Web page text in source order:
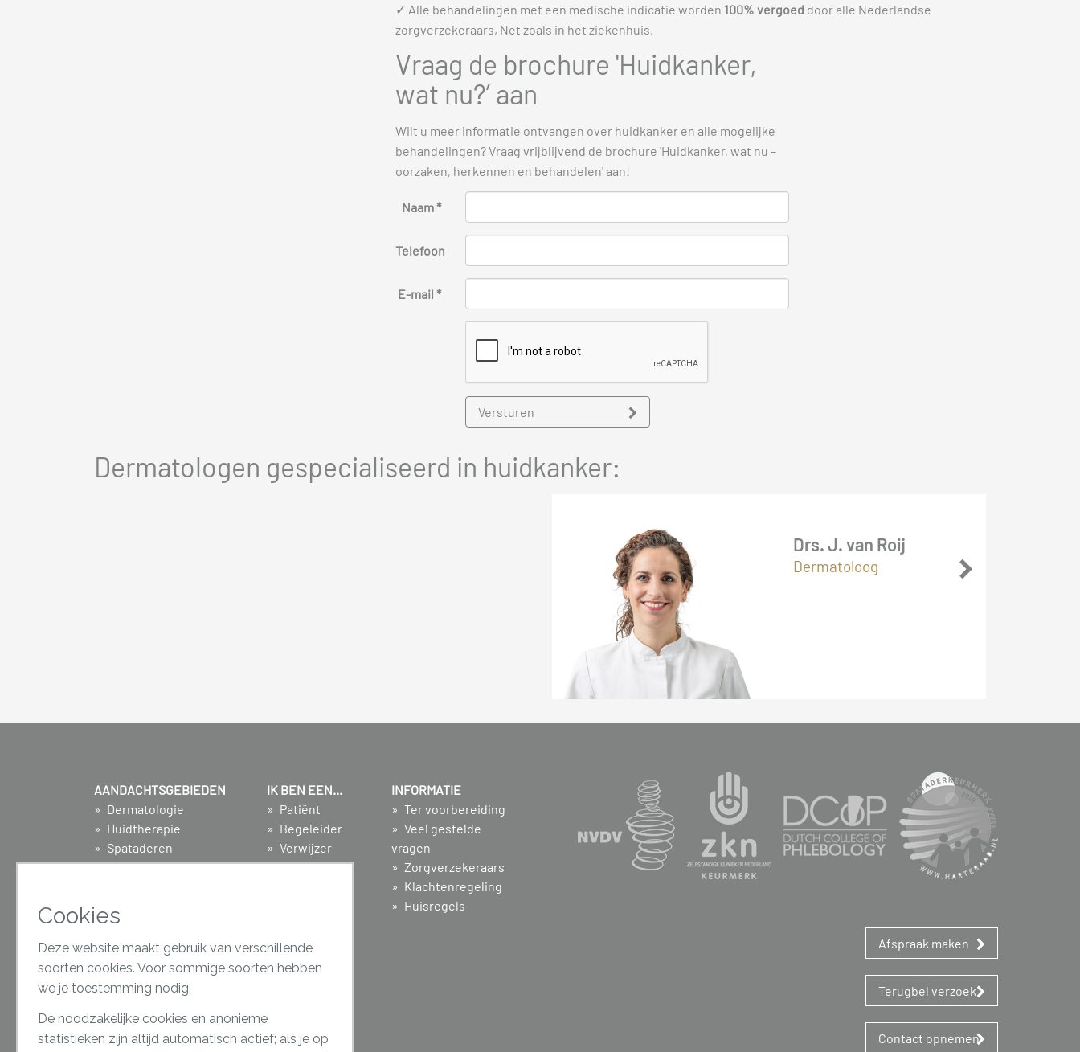
✓ Alle behandelingen met een medische indicatie worden 100% vergoed door alle Nederlandse
zorgverzekeraars, Net zoals in het ziekenhuis.
Vraag de brochure 'Huidkanker,
wat nu?’ aan
Wilt u meer informatie ontvangen over huidkanker en alle mogelijke
behandelingen? Vraag vrijblijvend de brochure 'Huidkanker, wat nu –
oorzaken, herkennen en behandelen' aan!
Naam *
Telefoon
E-mail *
Versturen
Dermatologen gespecialiseerd in huidkanker:
Drs. J. van Roij
Dermatoloog
AANDACHTSGEBIEDEN
Dermatologie
Huidtherapie
Spataderen
Proctologie
IK BEN EEN...
Patiënt
Begeleider
Verwijzer
INFORMATIE
Ter voorbereiding
Veel gestelde
vragen
Zorgverzekeraars
Klachtenregeling
Huisregels
Afspraak maken
Terugbel verzoek
Contact opnemen
Cookies
Deze website maakt gebruik van verschillende
soorten cookies. Voor sommige soorten hebben
we je toestemming nodig.
De noodzakelijke cookies en anonieme
statistieken zijn altijd automatisch actief; als je op